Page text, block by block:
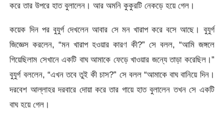
করে তার উপরে হাত বুলালেন। আর অমনি কুকুরটি নেকড়ে হয়ে গেল।
কয়েক দিন পর বুযুর্গ দেখলেন আবার সে মন খারাপ করে বসে আছে। বুযুর্গ
জিজ্ঞেস করলেন, “মন খারাপ হওয়ার কারণ কী?” সে বলল, “আমি জঙ্গলে
গিয়েছিলাম সেখানে একটি বাঘ আমাকে ফেড়ে খাওয়ার জন্যে তাড়া করেছিল।”
বুযুর্গ বললেন, “এখন তবে তুই কী চাস?” সে বলল “আমাকে বাঘ বানিয়ে দিন।
দরবেশ আল্লাহর দরবারে দোয়া করে তার গায়ে হাত বুলালেন তখন সে একটি
বাঘ হয়ে গেল।